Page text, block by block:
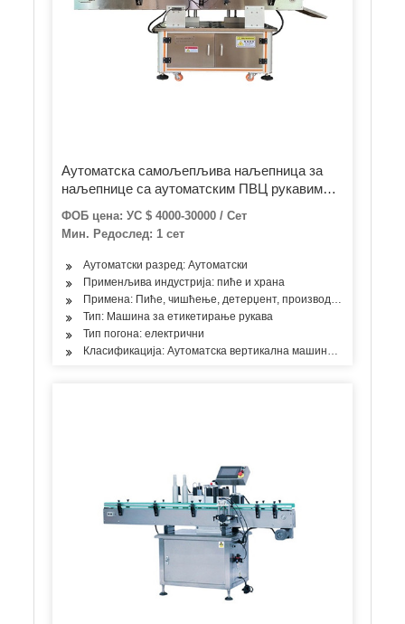
Аутоматска самољепљива наљепница за
наљепнице са аутоматским ПВЦ рукавима
за наљепнице за флаше за пиће
ФОБ цена: УС $ 4000-30000 / Сет
Мин. Редослед: 1 сет
Аутоматски разред: Аутоматски
Применљива индустрија: пиће и храна
Примена: Пиће, чишћење, детерџент, производи за негу
Тип: Машина за етикетирање рукава
Тип погона: електрични
Класификација: Аутоматска вертикална машина за